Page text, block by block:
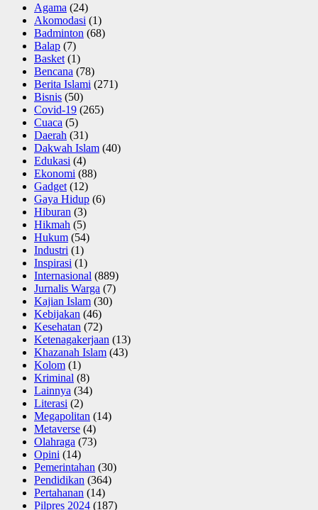
Agama (24)
Akomodasi (1)
Badminton (68)
Balap (7)
Basket (1)
Bencana (78)
Berita Islami (271)
Bisnis (50)
Covid-19 (265)
Cuaca (5)
Daerah (31)
Dakwah Islam (40)
Edukasi (4)
Ekonomi (88)
Gadget (12)
Gaya Hidup (6)
Hiburan (3)
Hikmah (5)
Hukum (54)
Industri (1)
Inspirasi (1)
Internasional (889)
Jurnalis Warga (7)
Kajian Islam (30)
Kebijakan (46)
Kesehatan (72)
Ketenagakerjaan (13)
Khazanah Islam (43)
Kolom (1)
Kriminal (8)
Lainnya (34)
Literasi (2)
Megapolitan (14)
Metaverse (4)
Olahraga (73)
Opini (14)
Pemerintahan (30)
Pendidikan (364)
Pertahanan (14)
Pilpres 2024 (187)